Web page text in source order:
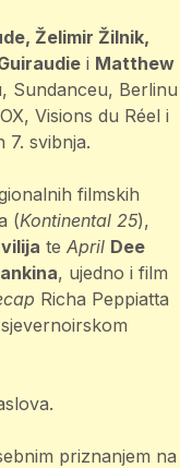
Želimir Žilnik,
i Matthew
Sundanceu, Berlinu
Visions du Réel i
7. svibnja.
filmskih
(Kontinental 25),
te April Dee
, ujedno i film
Richa Peppiatta
priznanjem na